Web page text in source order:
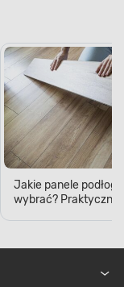
Jakie panele
wybrać? Praktyczne